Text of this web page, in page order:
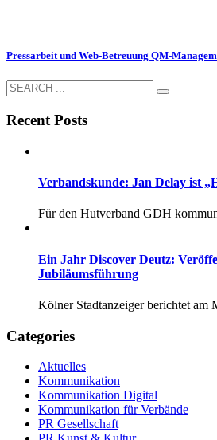
Pressarbeit und Web-Betreuung QM-
Recent Posts
Verbandskunde: Jan Delay ist
Für den Hutverband GDH
Ein Jahr Discover Deutz:
Jubiläumsführung
Kölner Stadtanzeiger berichtet am
Categories
Aktuelles
Kommunikation
Kommunikation Digital
Kommunikation für Verbände
PR Gesellschaft